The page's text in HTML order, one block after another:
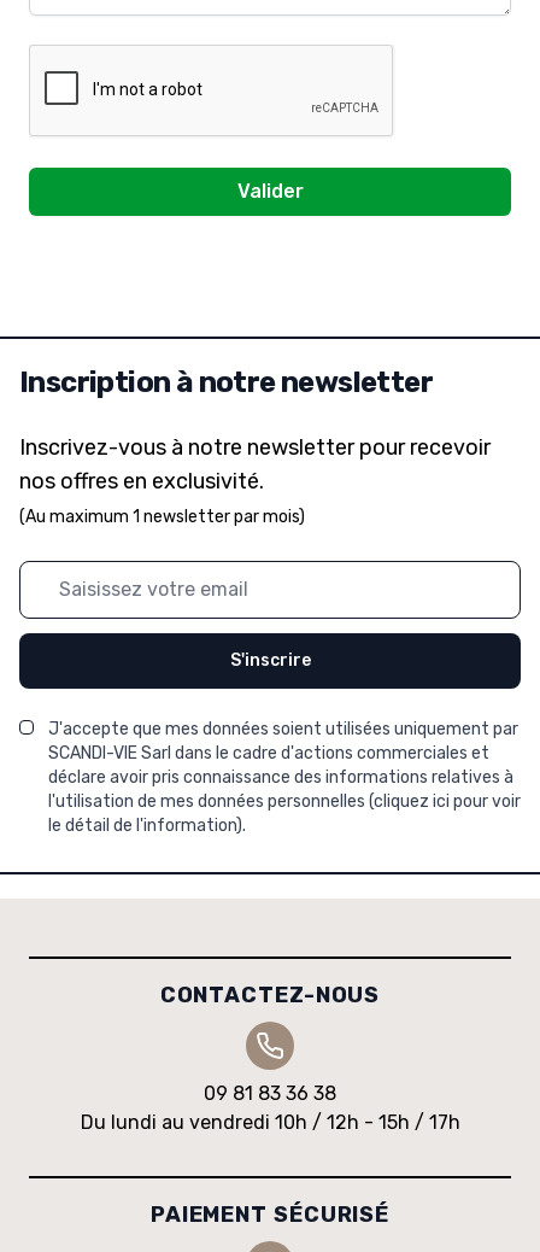
Valider
Inscription à notre newsletter
Inscrivez-vous à notre newsletter pour recevoir
nos offres en exclusivité.
(Au maximum 1 newsletter par mois)
Adresse mail
S'inscrire
J'accepte que mes données soient utilisées uniquement par
SCANDI-VIE Sarl dans le cadre d'actions commerciales et
déclare avoir pris connaissance des informations relatives à
l'utilisation de mes données personnelles (cliquez ici pour voir
le détail de l'information).
CONTACTEZ-NOUS
09 81 83 36 38
Du lundi au vendredi 10h / 12h - 15h / 17h
PAIEMENT SÉCURISÉ